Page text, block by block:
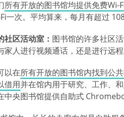
所有开放的图书馆均提供免费Wi-
一次。平均算来，每月有超过
社区活动室： 图书馆的许多社区
家人进行视频通话，还是进行远程
以在所有开放的图书馆内找到公
借用并在馆内用于研究、工作、
中央图书馆提供自助式